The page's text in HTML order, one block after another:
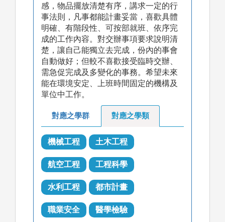
感，物品擺放清楚有序，講求一定的行
事法則，凡事都能計畫妥當，喜歡具體
明確、有階段性、可按部就班、依序完
成的工作內容。對交辦事項要求說明清
楚，讓自己能獨立去完成，份內的事會
自動做好；但較不喜歡接受臨時交辦、
需急促完成及多變化的事務。希望未來
能在環境安定、上班時間固定的機構及
單位中工作。
對應之學群 對應之學類
機械工程 土木工程
航空工程 工程科學
水利工程 都市計畫
職業安全 醫學檢驗